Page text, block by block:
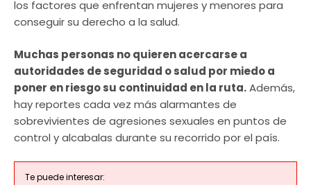
los factores que enfrentan mujeres y menores para
conseguir su derecho a la salud.
Muchas personas no quieren acercarse a
autoridades de seguridad o salud por miedo a
poner en riesgo su continuidad en la ruta.Además,
hay reportes cada vez más alarmantes de
sobrevivientes de agresiones sexuales en puntos de
control y alcabalas durante su recorrido por el país.
Te puede interesar: